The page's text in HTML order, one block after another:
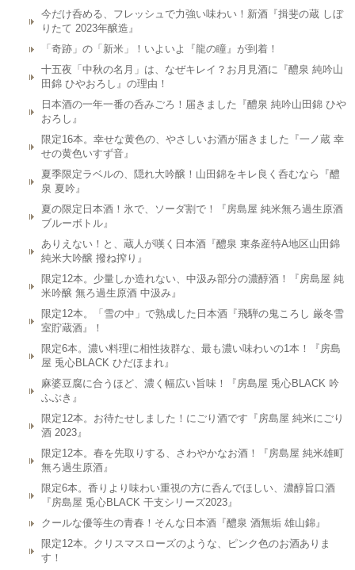
今だけ呑める、フレッシュで力強い味わい！新酒『揖斐の蔵 しぼ
りたて 2023年醸造』
「奇跡」の「新米」！いよいよ『龍の瞳』が到着！
十五夜「中秋の名月」は、なぜキレイ？お月見酒に『醴泉 純吟山
田錦 ひやおろし』の理由！
日本酒の一年一番の呑みごろ！届きました『醴泉 純吟山田錦 ひや
おろし』
限定16本。幸せな黄色の、やさしいお酒が届きました『一ノ蔵 幸
せの黄色いすず音』
夏季限定ラベルの、隠れ大吟醸！山田錦をキレ良く呑むなら『醴
泉 夏吟』
夏の限定日本酒！氷で、ソーダ割で！『房島屋 純米無ろ過生原酒
ブルーボトル』
ありえない！と、蔵人が嘆く日本酒『醴泉 東条産特A地区山田錦
純米大吟醸 撥ね搾り』
限定12本。少量しか造れない、中汲み部分の濃醇酒！『房島屋 純
米吟醸 無ろ過生原酒 中汲み』
限定12本。「雪の中」で熟成した日本酒『飛騨の鬼ころし 厳冬雪
室貯蔵酒』！
限定6本。濃い料理に相性抜群な、最も濃い味わいの1本！『房島
屋 兎心BLACK ひだほまれ』
麻婆豆腐に合うほど、濃く幅広い旨味！『房島屋 兎心BLACK 吟
ふぶき』
限定12本。お待たせしました！にごり酒です『房島屋 純米にごり
酒 2023』
限定12本。春を先取りする、さわやかなお酒！『房島屋 純米雄町
無ろ過生原酒』
限定6本。香りより味わい重視の方に呑んでほしい、濃醇旨口酒
『房島屋 兎心BLACK 干支シリーズ2023』
クールな優等生の青春！そんな日本酒『醴泉 酒無垢 雄山錦』
限定12本。クリスマスローズのような、ピンク色のお酒ありま
す！